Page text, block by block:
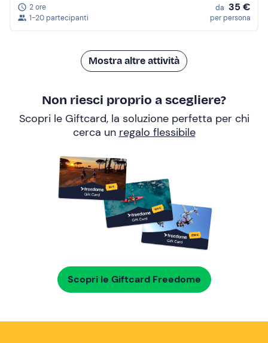
2 ore
1-20 partecipanti
da 35 €
per persona
Mostra altre attività
Non riesci proprio a scegliere?
Scopri le Giftcard, la soluzione perfetta per chi
cerca un regalo flessibile
Scopri le Giftcard Freedome